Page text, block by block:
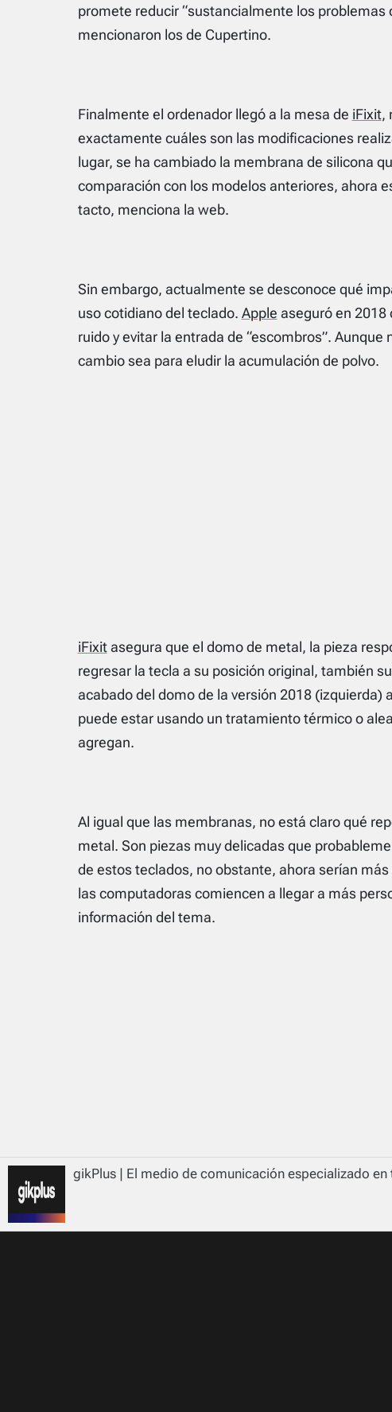
promete reducir “sustancialmente los problemas
mencionaron los de Cupertino.
Finalmente el ordenador llegó a la mesa de iFixit,
exactamente cuáles son las modificaciones
lugar, se ha cambiado la membrana de silicona
comparación con los modelos anteriores, ahora
tacto, menciona la web.
Sin embargo, actualmente se desconoce qué
uso cotidiano del teclado. Apple aseguró en 2018
ruido y evitar la entrada de “escombros”.
cambio sea para eludir la acumulación de polvo.
iFixitasegura que el domo de metal, la pieza
regresar la tecla a su posición original, también
acabado del domo de la versión 2018 (izquierda)
puede estar usando un tratamiento térmico o
agregan.
Al igual que las membranas, no está claro qué
metal. Son piezas muy delicadas que
de estos teclados, no obstante, ahora serían
las computadoras comiencen a llegar a más
información del tema.
gikPlus | El medio de comunicación especializado